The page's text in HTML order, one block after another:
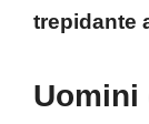
trepidante
Uomini